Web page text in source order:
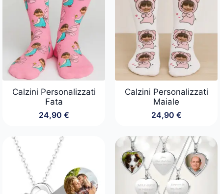
Calzini Personalizzati
Fata
24,90 €
Calzini Personalizzati
Maiale
24,90 €